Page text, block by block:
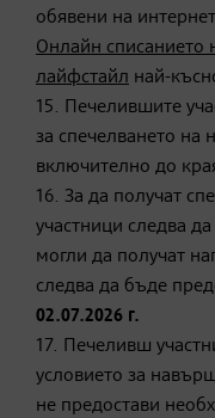
обявени на
Онлайн списанието
лайфстайл най-
15. Печелившите
за спечелването на
включително до
16. За да получат
участници следва
могли да получат
следва да бъде
02.07.2026 г.
17. Печеливш
условието за
не предостави